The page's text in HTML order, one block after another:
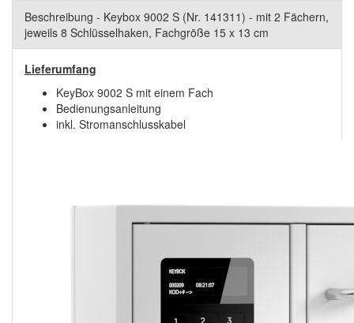
Beschreibung - Keybox 9002 S (Nr. 141311) - mit 2 Fächern,
jeweils 8 Schlüsselhaken, Fachgröße 15 x 13 cm
Lieferumfang
KeyBox 9002 S mit einem Fach
Bedienungsanleitung
inkl. Stromanschlusskabel